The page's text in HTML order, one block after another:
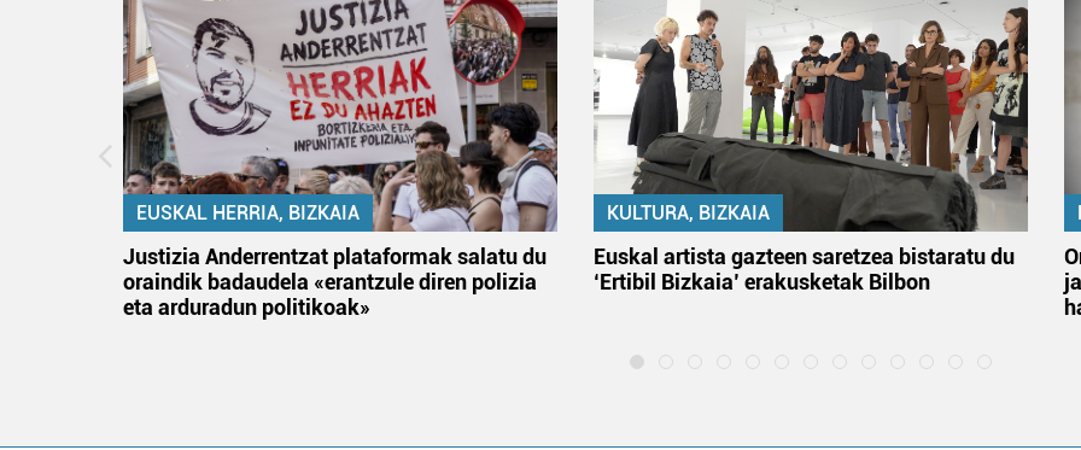
EUSKAL HERRIA, BIZKAIA
Justizia Anderrentzat plataformak salatu du
oraindik badaudela «erantzule diren polizia
eta arduradun politikoak»
KULTURA, BIZKAIA
Euskal artista gazteen saretzea bistaratu du
‘Ertibil Bizkaia’ erakusketak Bilbon